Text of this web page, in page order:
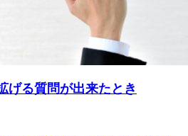
げる質問が出来たとき